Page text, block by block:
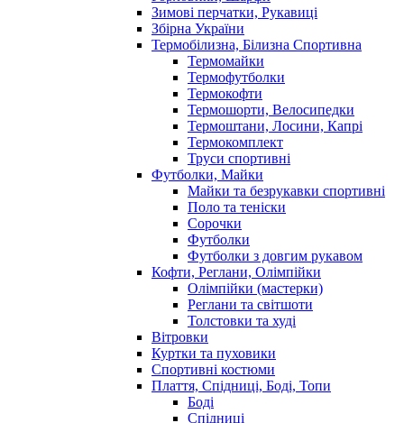
Зимові перчатки, Рукавиці
Збірна України
Термобілизна, Білизна Спортивна
Термомайки
Термофутболки
Термокофти
Термошорти, Велосипедки
Термоштани, Лосини, Капрі
Термокомплект
Труси спортивні
Футболки, Майки
Майки та безрукавки спортивні
Поло та теніски
Сорочки
Футболки
Футболки з довгим рукавом
Кофти, Реглани, Олімпійки
Олімпійки (мастерки)
Реглани та світшоти
Толстовки та худі
Вітровки
Куртки та пуховики
Спортивні костюми
Плаття, Спідниці, Боді, Топи
Боді
Спідниці